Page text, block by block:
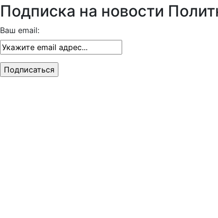
Подписка на новости
Ваш email: